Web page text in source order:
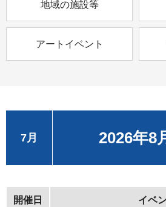
地域の施設等
アートイベント
2026年8
7月
開催日 イベ